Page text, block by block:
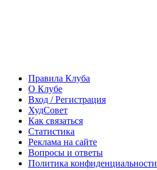
Правила Клуба
О Клубе
Вход / Регистрация
ХудСовет
Как связаться
Статистика
Реклама на сайте
Вопросы и ответы
Политика конфиденциальности